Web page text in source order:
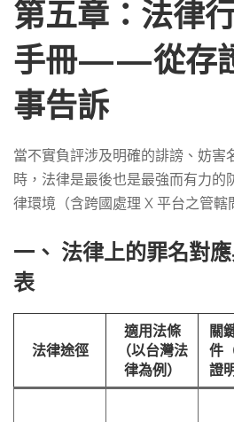
第五章：法律
手冊——從存
事告訴
當不實負評涉及明確的誹謗、妨害
時，法律是最後也是最強而有力的
律環境（含跨國處理 X 平台之管轄
一、 法律上的罪名對
表
法律途徑
適用法條
（以台灣法
律為例）
關
件
證